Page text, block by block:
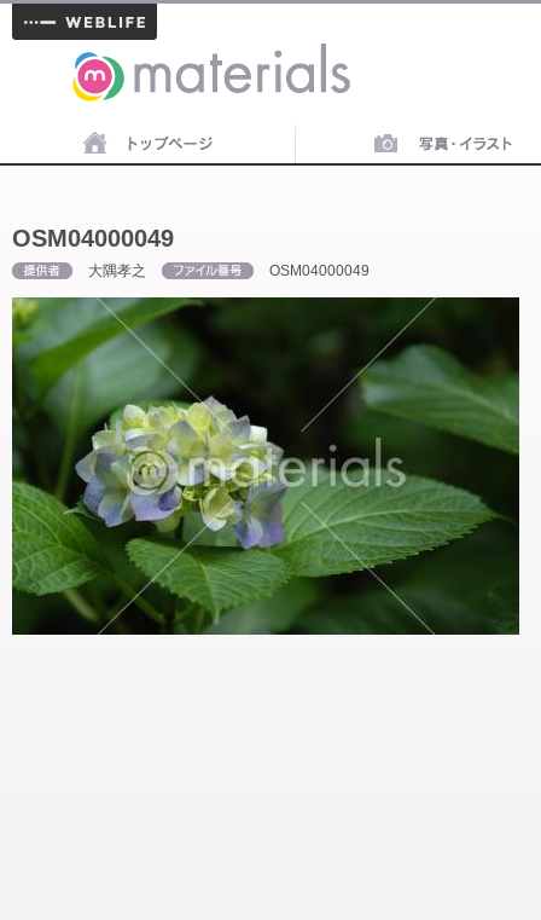
materials
OSM04000049
大隅孝之 OSM04000049